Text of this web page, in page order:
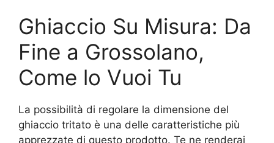
Ghiaccio Su Misura: Da
Fine a Grossolano,
Come lo Vuoi Tu
La possibilità di regolare la dimensione del
ghiaccio tritato è una delle caratteristiche più
apprezzate di questo prodotto. Te ne renderai